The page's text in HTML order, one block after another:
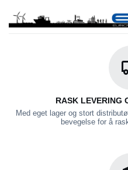
RASK LEVERING
Med eget lager og stort
bevegelse for å